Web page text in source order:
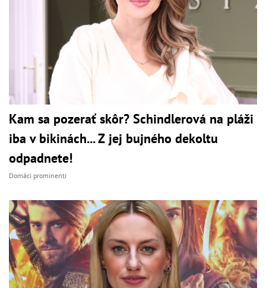
Kam sa pozerať skôr? Schindlerová na pláži
iba v bikinách... Z jej bujného dekoltu
odpadnete!
Domáci prominenti